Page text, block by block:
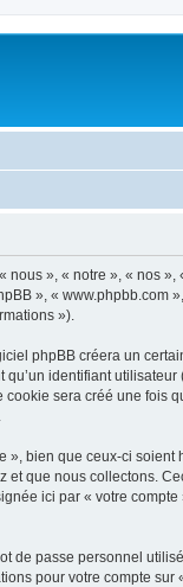
», « notre », « nos »,
», « www.phpbb.com
»).
phpBB créera un
identifiant
sera créé une fois
bien que ceux-ci
que nous collectons.
ici par « votre
de passe personnel
pour votre compte